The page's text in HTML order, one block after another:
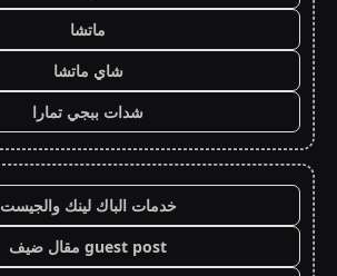
ماتشا
شاي ماتشا
شدات ببجي تمارا
خدمات الباك لينك والجيست
guest post مقال ضيف